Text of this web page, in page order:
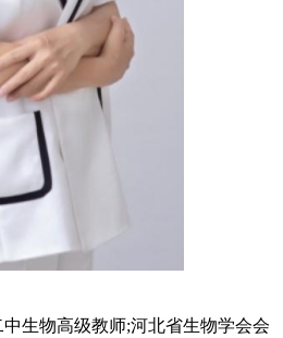
生物高级教师;河北省生物学会会